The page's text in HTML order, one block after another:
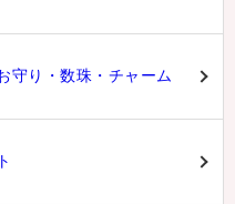
守り・数珠・チャーム